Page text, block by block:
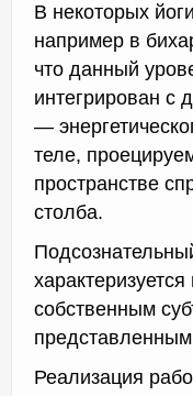
В некоторых
например в
что данный
интегрирован с
—
теле,
пространстве
столба.
собственным
Реализация